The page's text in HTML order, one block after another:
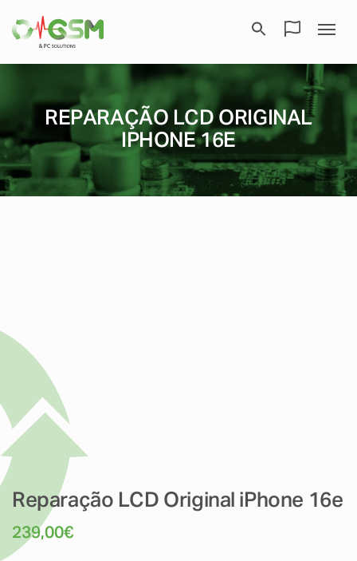
REPARAÇÃO LCD ORIGINAL
IPHONE 16E
Reparação LCD Original iPhone 16e
239,00€